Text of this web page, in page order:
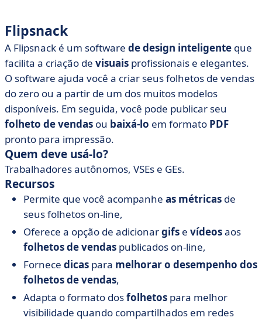
Flipsnack
A Flipsnack é um software de design inteligente que
facilita a criação de visuais profissionais e elegantes.
O software ajuda você a criar seus folhetos de vendas
do zero ou a partir de um dos muitos modelos
disponíveis. Em seguida, você pode publicar seu
folheto de vendas ou baixá-lo em formato PDF
pronto para impressão.
Quem deve usá-lo?
Trabalhadores autônomos, VSEs e GEs.
Recursos
Permite que você acompanhe as métricas de
seus folhetos on-line,
Oferece a opção de adicionargifs e vídeosaos
folhetos de vendas publicados on-line,
Fornece dicas para melhoraro desempenho dos
folhetos de vendas,
Adapta o formato dosfolhetos para melhor
visibilidade quando compartilhados em redes